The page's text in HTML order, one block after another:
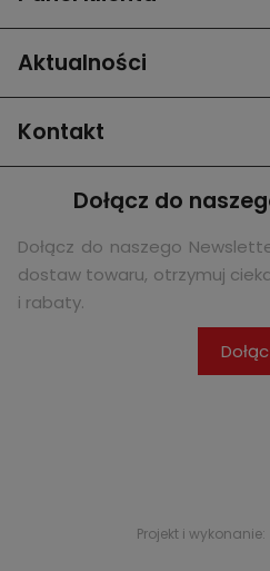
Aktualności
Kontakt
Dołącz do
Dołącz do naszego
dostaw towaru, otrzymuj
i rabaty.
Projekt i wykonanie: